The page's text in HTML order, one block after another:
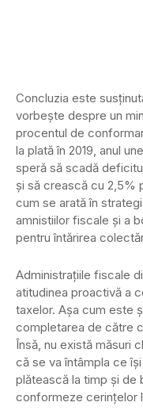
Concluzia este
vorbește despre un
procentul de
la plată în 2019, anul
speră să scadă
și să crească cu 2,5%
cum se arată în
amnistiilor fiscale și a
pentru întărirea
Administrațiile fiscale
atitudinea proactivă a
taxelor. Așa cum este
completarea de către
Însă, nu există măsuri
că se va întâmpla ce
plătească la timp și de
conformeze cerințelor